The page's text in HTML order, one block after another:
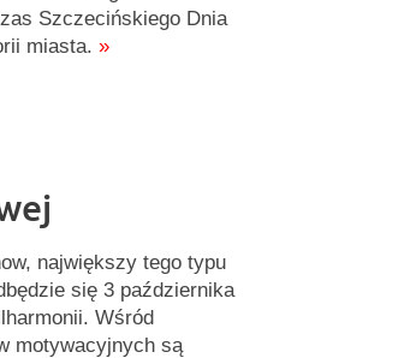
Szczecińskiego Dnia
miasta. »
największy tego typu
się 3 października
Wśród
motywacyjnych są